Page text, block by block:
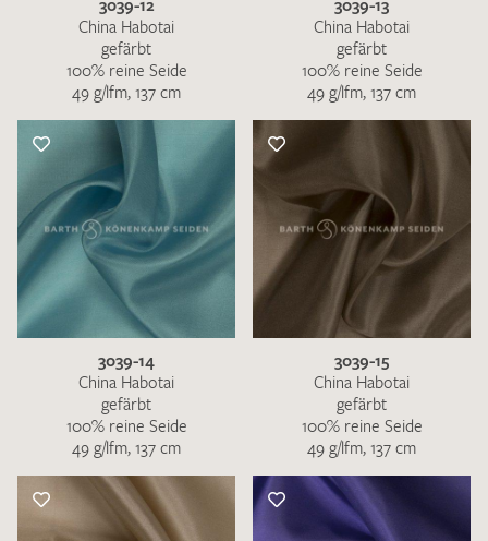
3039-12
China Habotai
gefärbt
100% reine Seide
49 g/lfm, 137 cm
3039-13
China Habotai
gefärbt
100% reine Seide
49 g/lfm, 137 cm
3039-14
China Habotai
gefärbt
100% reine Seide
49 g/lfm, 137 cm
3039-15
China Habotai
gefärbt
100% reine Seide
49 g/lfm, 137 cm